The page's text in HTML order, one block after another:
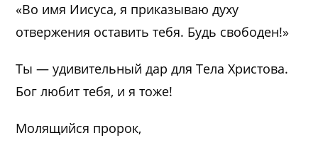
«Во имя Иисуса, я приказываю духу
отвержения оставить тебя. Будь свободен!»
Ты — удивительный дар для Тела Христова.
Бог любит тебя, и я тоже!
Молящийся пророк,